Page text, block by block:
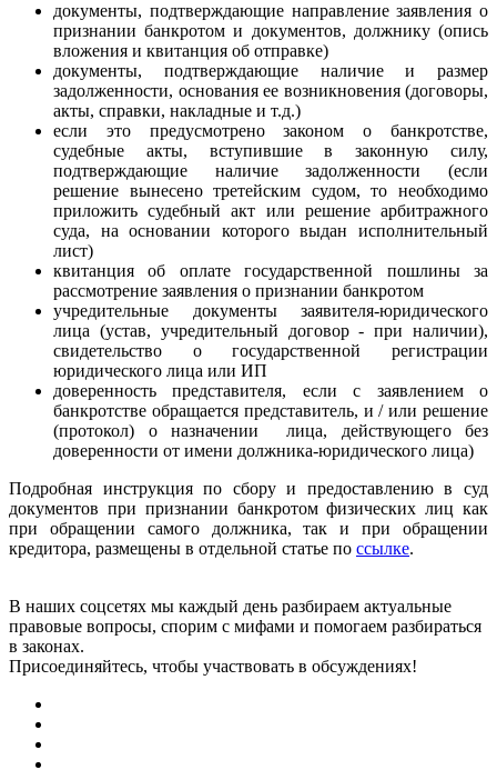
документы, подтверждающие направление заявления о
признании банкротом и документов, должнику (опись
вложения и квитанция об отправке)
документы, подтверждающие наличие и размер
задолженности, основания ее возникновения (договоры,
акты, справки, накладные и т.д.)
если это предусмотрено законом о банкротстве,
судебные акты, вступившие в законную силу,
подтверждающие наличие задолженности (если
решение вынесено третейским судом, то необходимо
приложить судебный акт или решение арбитражного
суда, на основании которого выдан исполнительный
лист)
квитанция об оплате государственной пошлины за
рассмотрение заявления о признании банкротом
учредительные документы заявителя-юридического
лица (устав, учредительный договор - при наличии),
свидетельство о государственной регистрации
юридического лица или ИП
доверенность представителя, если с заявлением о
банкротстве обращается представитель, и / или решение
(протокол) о назначении лица, действующего без
доверенности от имени должника-юридического лица)
Подробная инструкция по сбору и предоставлению в суд
документов при признании банкротом физических лиц как
при обращении самого должника, так и при обращении
кредитора, размещены в отдельной статье по ссылке.
В наших соцсетях мы каждый день разбираем актуальные
правовые вопросы, спорим с мифами и помогаем разбираться
в законах.
Присоединяйтесь, чтобы участвовать в обсуждениях!